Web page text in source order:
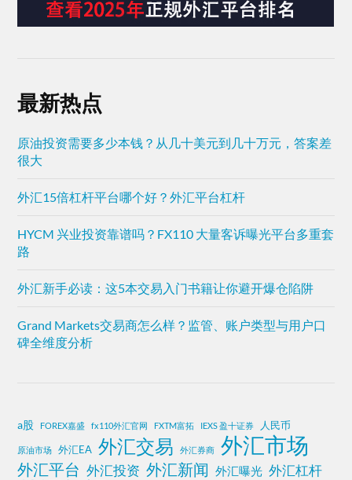
最新热点
原油投资需要多少本钱？从几十美元到几十万元，答案差
很大
外汇15倍杠杆平台哪个好？外汇平台杠杆
HYCM 兴业投资靠谱吗？FX110 大量客诉曝光平台多重套
路
外汇新手必读：这5本交易入门书籍让你避开爆仓陷阱
Grand Markets交易商怎么样？监管、账户类型与用户口
碑全维度分析
a股 FOREX嘉盛 fx110外汇官网 FXTM富拓 IEXS 盈十证券 人民币
原油市场 外汇EA 外汇交易 外汇券商 外汇市场
外汇平台 外汇投资 外汇新闻 外汇曝光 外汇杠杆